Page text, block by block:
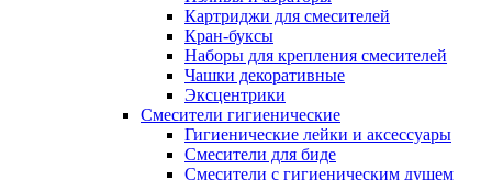
Картриджи для смесителей
Кран-буксы
Наборы для крепления смесителей
Чашки декоративные
Эксцентрики
Смесители гигиенические
Гигиенические лейки и аксессуары
Смесители для биде
Смесители с гигиеническим душем